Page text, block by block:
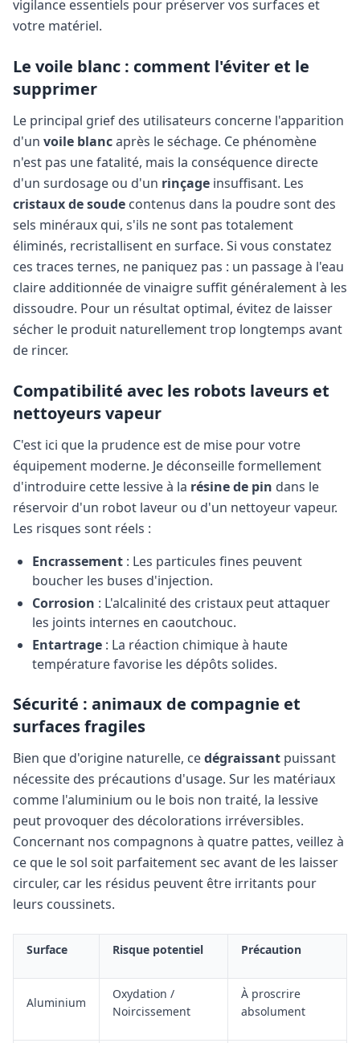
vigilance essentiels pour préserver vos surfaces et
votre matériel.
Le voile blanc : comment l'éviter et le
supprimer
Le principal grief des utilisateurs concerne l'apparition
d'un voile blancaprès le séchage. Ce phénomène
n'est pas une fatalité, mais la conséquence directe
d'un surdosage ou d'un rinçage insuffisant. Les
cristaux de soude contenus dans la poudre sont des
sels minéraux qui, s'ils ne sont pas totalement
éliminés, recristallisent en surface. Si vous constatez
ces traces ternes, ne paniquez pas : un passage à l'eau
claire additionnée de vinaigre suffit généralement à les
dissoudre. Pour un résultat optimal, évitez de laisser
sécher le produit naturellement trop longtemps avant
de rincer.
Compatibilité avec les robots laveurs et
nettoyeurs vapeur
C'est ici que la prudence est de mise pour votre
équipement moderne. Je déconseille formellement
d'introduire cette lessive à la résine de pin dans le
réservoir d'un robot laveur ou d'un nettoyeur vapeur.
Les risques sont réels :
Encrassement : Les particules fines peuvent
boucher les buses d'injection.
Corrosion : L'alcalinité des cristaux peut attaquer
les joints internes en caoutchouc.
Entartrage : La réaction chimique à haute
température favorise les dépôts solides.
Sécurité : animaux de compagnie et
surfaces fragiles
Bien que d'origine naturelle, cedégraissant puissant
nécessite des précautions d'usage. Sur les matériaux
comme l'aluminium ou le bois non traité, la lessive
peut provoquer des décolorations irréversibles.
Concernant nos compagnons à quatre pattes, veillez à
ce que le sol soit parfaitement sec avant de les laisser
circuler, car les résidus peuvent être irritants pour
leurs coussinets.
Surface Risque potentiel Précaution
Aluminium
Oxydation /
Noircissement
À proscrire
absolument